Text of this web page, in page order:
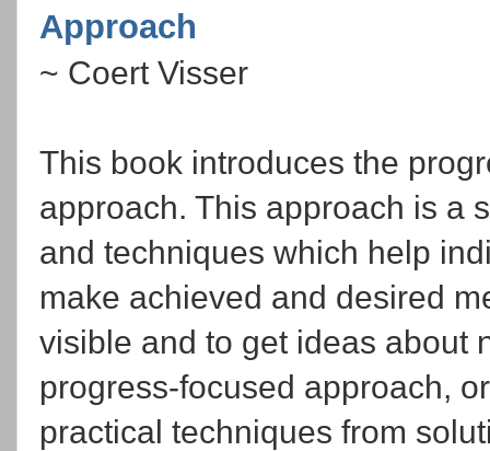
Approach
~ Coert Visser
This book introduces the
approach. This approach is a
and techniques which help
make achieved and desired
visible and to get ideas about
progress-focused approach,
practical techniques from